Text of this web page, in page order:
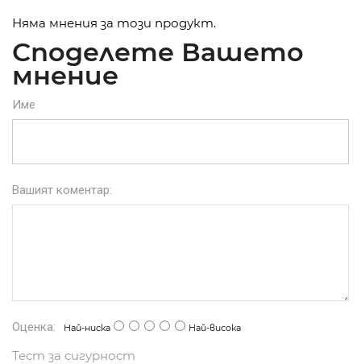
Няма мнения за този продукт.
Споделете Вашето
мнение
Име
Вашият коментар:
Оценка: Най-ниска Най-висока
Тест за сигурност